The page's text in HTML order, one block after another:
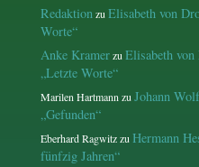
Redaktion zu Elisabeth von
Worte“
Anke Kramerzu Elisabeth
„Letzte Worte“
Marilen Hartmann zu Johann
„Gefunden“
Eberhard Ragwitzzu Hermann
fünfzig Jahren“